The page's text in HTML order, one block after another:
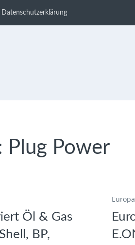
Datenschutzerklärung
Plug Power
Öl & Gas
BP,
Europa